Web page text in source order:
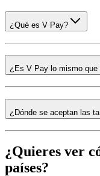
¿Qué es V Pay?
¿Es V Pay lo mismo que
¿Dónde se aceptan las
¿Quieres ver
países?